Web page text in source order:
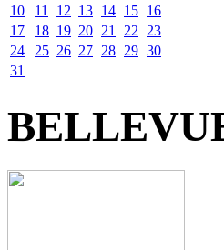
10
11 12 13 14 15 16
17
18 19 20 21 22 23
24
25 26 27 28 29 30
31